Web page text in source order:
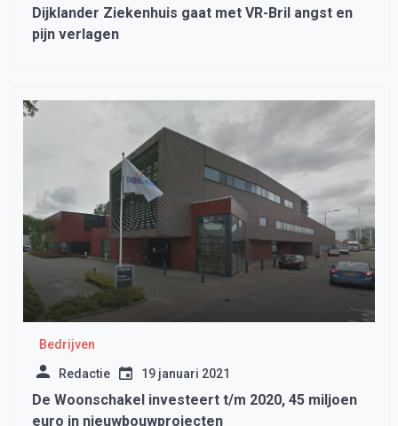
Dijklander Ziekenhuis gaat met VR-Bril angst en
pijn verlagen
Bedrijven
Redactie 19 januari 2021
De Woonschakel investeert t/m 2020, 45 miljoen
euro in nieuwbouwprojecten